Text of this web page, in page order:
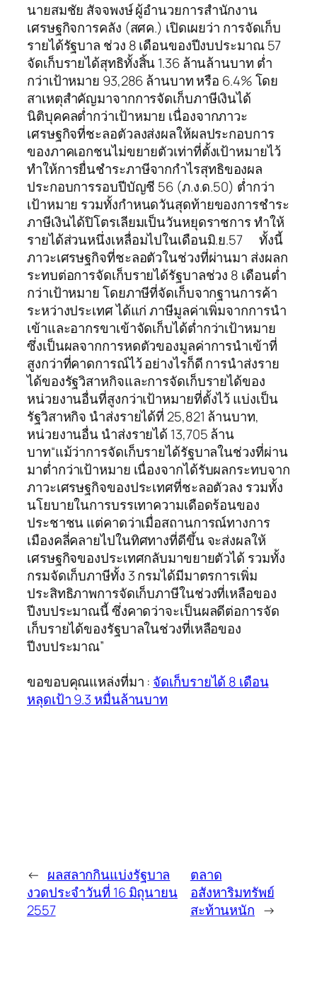
นายสมชัย สัจจพงษ์ ผู้อำนวยการสำนักงาน
เศรษฐกิจการคลัง (สศค.) เปิดเผยว่า การจัดเก็บ
รายได้รัฐบาล ช่วง 8 เดือนของปีงบประมาณ 57
จัดเก็บรายได้สุทธิทั้งสิ้น 1.36 ล้านล้านบาท ต่ำ
กว่าเป้าหมาย 93,286 ล้านบาท หรือ 6.4% โดย
สาเหตุสำคัญมาจากการจัดเก็บภาษีเงินได้
นิติบุคคลต่ำกว่าเป้าหมาย เนื่องจากภาวะ
เศรษฐกิจที่ชะลอตัวลงส่งผลให้ผลประกอบการ
ของภาคเอกชนไม่ขยายตัวเท่าที่ตั้งเป้าหมายไว้
ทำให้การยื่นชำระภาษีจากกำไรสุทธิของผล
ประกอบการรอบปีบัญชี 56 (ภ.ง.ด.50) ต่ำกว่า
เป้าหมาย รวมทั้งกำหนดวันสุดท้ายของการชำระ
ภาษีเงินได้ปิโตรเลียมเป็นวันหยุดราชการ ทำให้
รายได้ส่วนหนึ่งเหลื่อมไปในเดือนมิ.ย.57 ทั้งนี้
ภาวะเศรษฐกิจที่ชะลอตัวในช่วงที่ผ่านมา ส่งผลก
ระทบต่อการจัดเก็บรายได้รัฐบาลช่วง 8 เดือนต่ำ
กว่าเป้าหมาย โดยภาษีที่จัดเก็บจากฐานการค้า
ระหว่างประเทศ ได้แก่ ภาษีมูลค่าเพิ่มจากการนำ
เข้าและอากรขาเข้าจัดเก็บได้ต่ำกว่าเป้าหมาย
ซึ่งเป็นผลจากการหดตัวของมูลค่าการนำเข้าที่
สูงกว่าที่คาดการณ์ไว้ อย่างไรก็ดี การนำส่งราย
ได้ของรัฐวิสาหกิจและการจัดเก็บรายได้ของ
หน่วยงานอื่นที่สูงกว่าเป้าหมายที่ตั้งไว้ แบ่งเป็น
รัฐวิสาหกิจ นำส่งรายได้ที่ 25,821 ล้านบาท,
หน่วยงานอื่น นำส่งรายได้ 13,705 ล้าน
บาท“แม้ว่าการจัดเก็บรายได้รัฐบาลในช่วงที่ผ่าน
มาต่ำกว่าเป้าหมาย เนื่องจากได้รับผลกระทบจาก
ภาวะเศรษฐกิจของประเทศที่ชะลอตัวลง รวมทั้ง
นโยบายในการบรรเทาความเดือดร้อนของ
ประชาชน แต่คาดว่าเมื่อสถานการณ์ทางการ
เมืองคลี่คลายไปในทิศทางที่ดีขึ้น จะส่งผลให้
เศรษฐกิจของประเทศกลับมาขยายตัวได้ รวมทั้ง
กรมจัดเก็บภาษีทั้ง 3 กรมได้มีมาตรการเพิ่ม
ประสิทธิภาพการจัดเก็บภาษีในช่วงที่เหลือของ
ปีงบประมาณนี้ ซึ่งคาดว่าจะเป็นผลดีต่อการจัด
เก็บรายได้ของรัฐบาลในช่วงที่เหลือของ
ปีงบประมาณ”
ขอขอบคุณแหล่งที่มา : จัดเก็บรายได้ 8 เดือน
หลุดเป้า 9.3 หมื่นล้านบาท
← ผลสลากกินแบ่งรัฐบาล
งวดประจำวันที่ 16 มิถุนายน
2557
ตลาด
อสังหาริมทรัพย์
สะท้านหนัก →